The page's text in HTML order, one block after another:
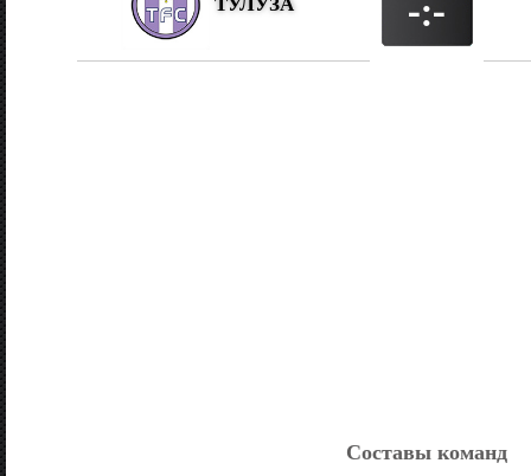
-:-
Составы команд